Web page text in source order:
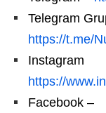
Telegram
https://t.me/
Instagram
https://
Facebook –